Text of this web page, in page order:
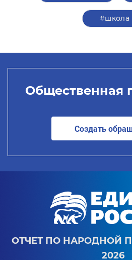
#школа
Общественная
Создать
ОТЧЕТ ПО НАРОДНОЙ
2026